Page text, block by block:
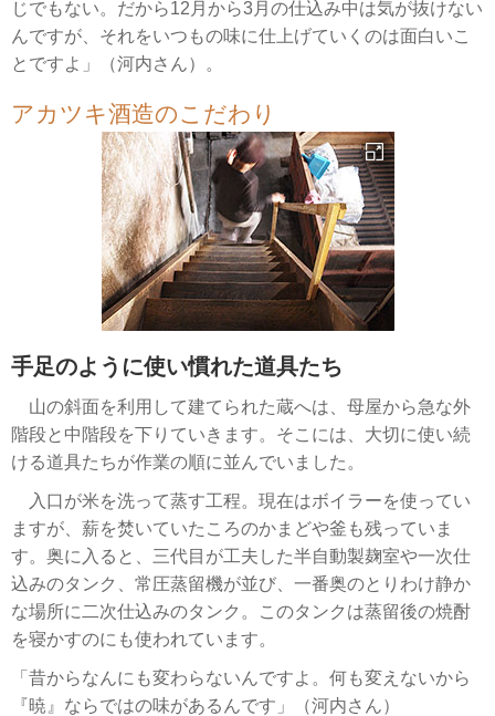
じでもない。だから12月から3月の仕込み中は気が抜けない
んですが、それをいつもの味に仕上げていくのは面白いこ
とですよ」（河内さん）。
アカツキ酒造のこだわり
手足のように使い慣れた道具たち
山の斜面を利用して建てられた蔵へは、母屋から急な外
階段と中階段を下りていきます。そこには、大切に使い続
ける道具たちが作業の順に並んでいました。
入口が米を洗って蒸す工程。現在はボイラーを使ってい
ますが、薪を焚いていたころのかまどや釜も残っていま
す。奥に入ると、三代目が工夫した半自動製麹室や一次仕
込みのタンク、常圧蒸留機が並び、一番奥のとりわけ静か
な場所に二次仕込みのタンク。このタンクは蒸留後の焼酎
を寝かすのにも使われています。
「昔からなんにも変わらないんですよ。何も変えないから
『暁』ならではの味があるんです」（河内さん）